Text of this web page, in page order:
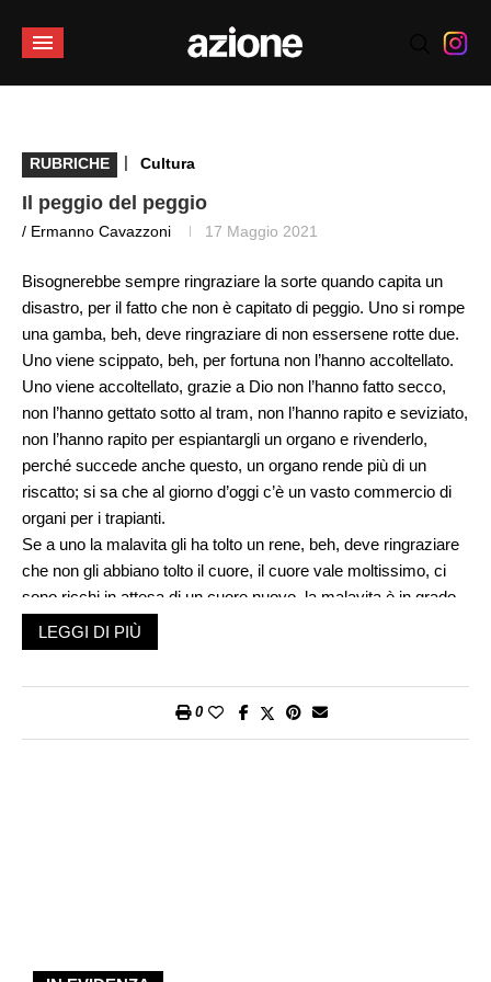
RUBRICHE | Cultura
Il peggio del peggio
/ Ermanno Cavazzoni 17 Maggio 2021
Bisognerebbe sempre ringraziare la sorte quando capita un
disastro, per il fatto che non è capitato di peggio. Uno si rompe
una gamba, beh, deve ringraziare di non essersene rotte due.
Uno viene scippato, beh, per fortuna non l’hanno accoltellato.
Uno viene accoltellato, grazie a Dio non l’hanno fatto secco,
non l’hanno gettato sotto al tram, non l’hanno rapito e seviziato,
non l’hanno rapito per espiantargli un organo e rivenderlo,
perché succede anche questo, un organo rende più di un
riscatto; si sa che al giorno d’oggi c’è un vasto commercio di
organi per i trapianti.
Se a uno la malavita gli ha tolto un rene, beh, deve ringraziare
che non gli abbiano tolto il cuore, il cuore vale moltissimo, ci
sono ricchi in attesa di un cuore nuovo, la malavita è in grado
di procurare di tutto, anche il cervello, se si potesse già
trapiantare, solo che il rapito senza cuore o senza cervello non
compila l’elenco delle persone disposte a donare, cioè coloro
LEGGI DI PIÙ
0